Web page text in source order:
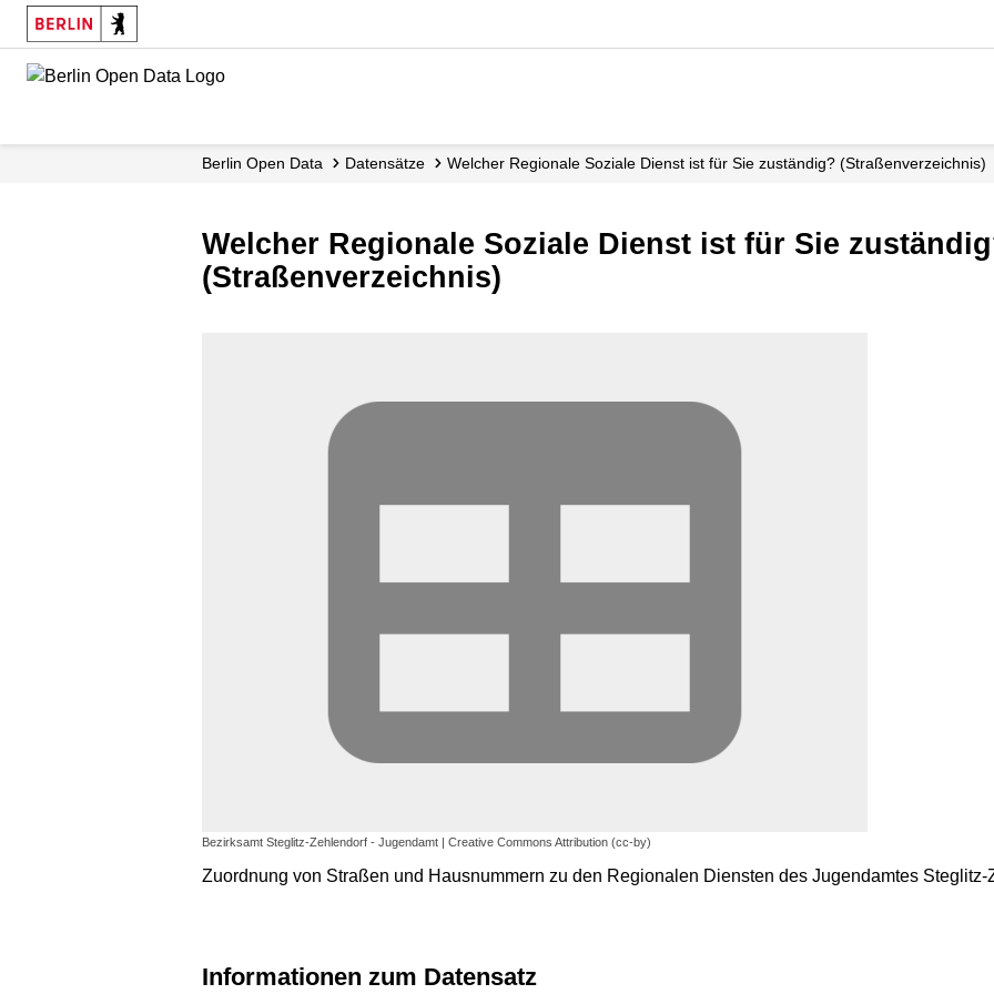
Skip
main
Berlin Open Data Datensätze Welcher Regionale Soziale Dienst ist für Sie zuständig? (Straßenverzeichnis)
Welcher Regionale Soziale Dienst ist für Sie
(Straßenverzeichnis)
Bezirksamt Steglitz-Zehlendorf - Jugendamt | Creative Commons Attribution (cc-by)
Zuordnung von Straßen und Hausnummern zu den Regionalen Diensten des Jugendamtes Steglitz-
Informationen zum Datensatz